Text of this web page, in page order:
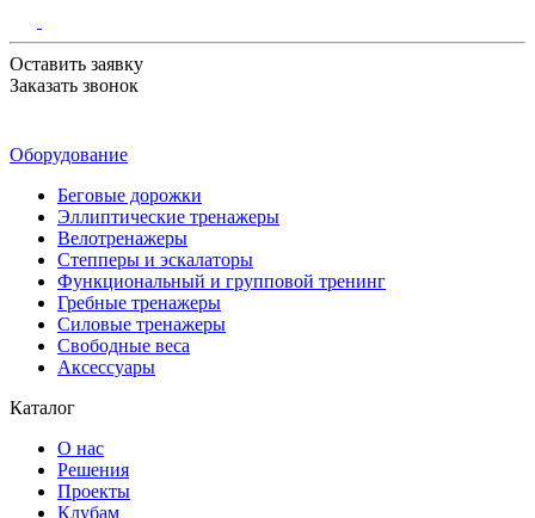
Оставить заявку
Заказать звонок
Оборудование
Беговые дорожки
Эллиптические тренажеры
Велотренажеры
Степперы и эскалаторы
Функциональный и групповой тренинг
Гребные тренажеры
Силовые тренажеры
Свободные веса
Аксессуары
Каталог
О нас
Решения
Проекты
Клубам